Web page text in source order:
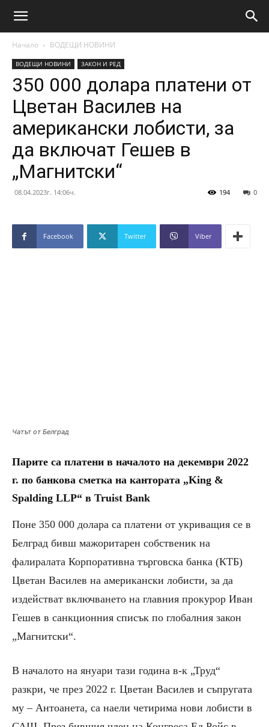
Начало ВОДЕЩИ НОВИНИ
ВОДЕЩИ НОВИНИ ЗАКОН И РЕД
350 000 долара платени от
Цветан Василев на
американски лобисти, за
да включат Гешев в
„Магнитски“
08.04.2023г. 14:06ч. 0
194
Facebook Twitter Viber
Чатът от Белград
Парите са платени в началото на декември 2022
г. по банкова сметка на кантората „King &
Spalding LLP“ в Truist Bank
Поне 350 000 долара са платени от укриващия се в
Белград бивш мажоритарен собственик на
фалиралата Корпоративна търговска банка (КТБ)
Цветан Василев на американски лобисти, за да
издействат включването на главния прокурор Иван
Гешев в санкционния списък по глобалния закон
„Магнитски“.
В началото на януари тази година в-к „Труд“
разкри, че през 2022 г. Цветан Василев и съпругата
му – Антоанета, са наели четирима нови лобисти в